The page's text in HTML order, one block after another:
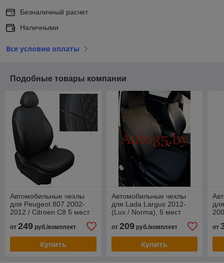
Безналичный расчет
Наличными
Все условия оплаты
Подобные товары компании
Автомобильные чехлы
для Peugeot 807 2002-
2012 / Citroen C8 5 мест
от 249 руб./комплект
Купить
Автомобильные чехлы
для Lada Largus 2012-
(Lux / Norma), 5 мест
от 209руб./комплект
Купить
от